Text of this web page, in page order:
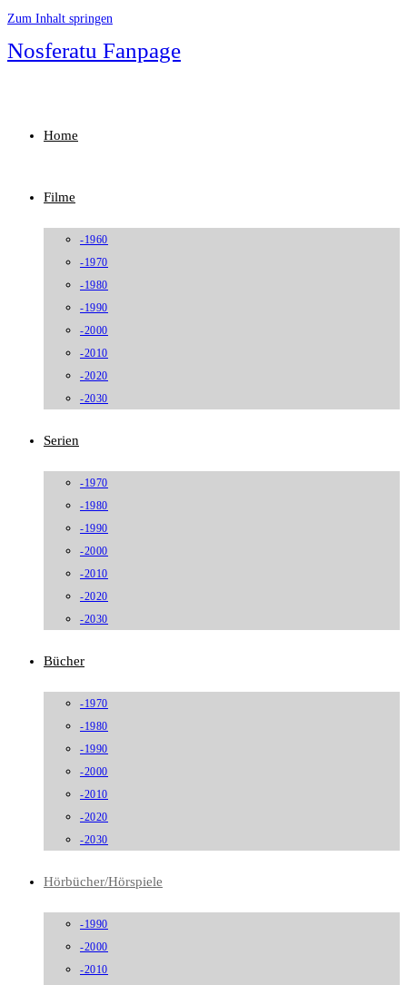
Zum Inhalt springen
Nosferatu Fanpage
Home
Filme
-1960
-1970
-1980
-1990
-2000
-2010
-2020
-2030
Serien
-1970
-1980
-1990
-2000
-2010
-2020
-2030
Bücher
-1970
-1980
-1990
-2000
-2010
-2020
-2030
Hörbücher/Hörspiele
-1990
-2000
-2010